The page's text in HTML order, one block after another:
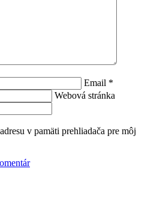
Email *
Webová stránka
v pamäti prehliadača pre môj